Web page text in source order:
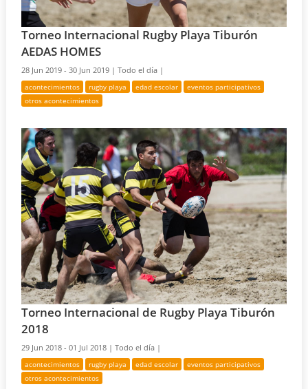
Torneo Internacional Rugby Playa Tiburón
AEDAS HOMES
28 Jun 2019 - 30 Jun 2019 |Todo el día |
acontecimientos rugby playa edad escolar
eventos participativos
otros acontecimientos
Torneo Internacional de Rugby Playa Tiburón
2018
29 Jun 2018 - 01 Jul 2018 |Todo el día |
acontecimientos rugby playa edad escolar
eventos participativos
otros acontecimientos